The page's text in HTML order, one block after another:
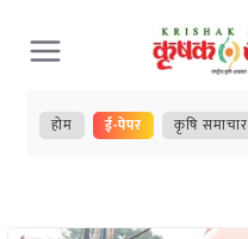
Skip
to
content
होम ई-पेपर कृषि समाचार